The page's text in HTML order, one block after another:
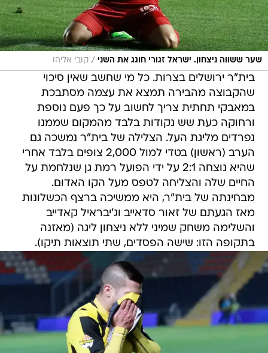
שער ששווה ניצחון. ישראל זגורי חוגג את השני / קובי אליהו
בית"ר ירושלים בצרות. כל מי שחשב שאין סיכוי
שהקבוצה מהבירה תמצא את עצמה מסתבכת
במאבקי תחתית צריך לחשוב על כך פעם נוספת
ורחוקה כעת שש נקודות בלבד מהמקום שממנו
נפרדים מליגת העל. הצלילה של בית"ר נמשכה גם
הערב (ראשון) בטדי למול 2,000 צופים בלבד אחרי
שהיא נוצחה 2:1 על ידי הפועל רמת גן שנלחמת על
החיים שלה והצליחה לטפס מעל הקו האדום.
מבחינתה של בית"ר, היא ממשיכה ברצף הכשלונות
מאז הגעתם של זאור סדאייב וג'יבראיל קאדייב
והשלימה משחק שמיני ללא ניצחון ליגה (מאזנה
בתקופה הזו: שישה הפסדים, שתי תוצאות תיקו).